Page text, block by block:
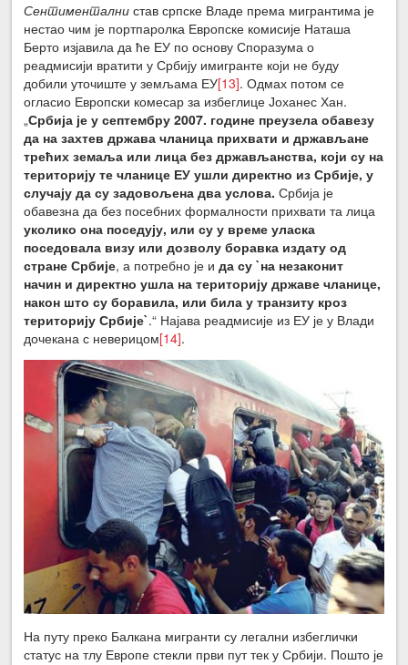
Сентиментални став српске Владе према мигрантима је
нестао чим је портпаролка Европске комисије Наташа
Берто изјавила да ће ЕУ по основу Споразума о
реадмисији вратити у Србију имигранте који не буду
добили уточиште у земљама ЕУ[13]. Одмах потом се
огласио Европски комесар за избеглице Јоханес Хан.
„Србија је у септембру 2007. године преузела обавезу
да на захтев држава чланица прихвати и држављане
трећих земаља или лица без држављанства, који су на
територију те чланице ЕУ ушли директно из Србије, у
случају да су задовољена два услова.Србија је
обавезна да без посебних формалности прихвати та лица
уколико она поседују, или су у време уласка
поседовала визу или дозволу боравка издату од
стране Србије, а потребно је ида су `на незаконит
начин и директно ушла на територију државе чланице,
након што су боравила, или била у транзиту кроз
територију Србије`.“ Најава реадмисије из ЕУ је у Влади
дочекана с неверицом[14].
На путу преко Балкана мигранти су легални избеглички
статус на тлу Европе стекли први пут тек у Србији. Пошто је